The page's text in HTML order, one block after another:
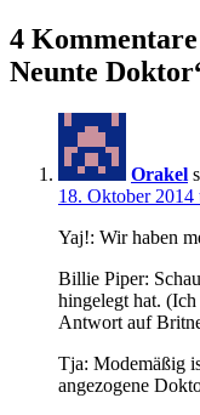
4
Neunte
Orakel
18. Oktober
Yaj!: Wir haben
Billie Piper:
hingelegt hat.
Antwort auf
Tja: Modemäßig
angezogene